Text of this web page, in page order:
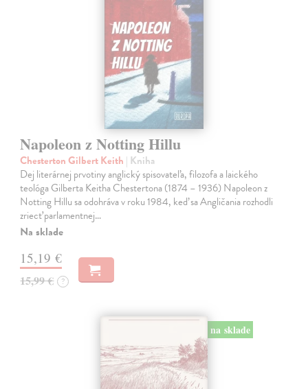
Napoleon z Notting Hillu
Chesterton Gilbert Keith | Kniha
Dej literárnej prvotiny anglický spisovateľa, filozofa a laického
teológa Gilberta Keitha Chestertona (1874 – 1936) Napoleon z
Notting Hillu sa odohráva v roku 1984, keď sa Angličania rozhodli
zriecť parlamentnej…
Na sklade
15,19 €
15,99 € ?
na sklade